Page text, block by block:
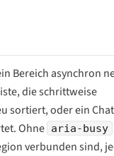
Bereich asynchron
die schrittweise
sortiert, oder ein
Ohne aria-busy
verbunden sind,